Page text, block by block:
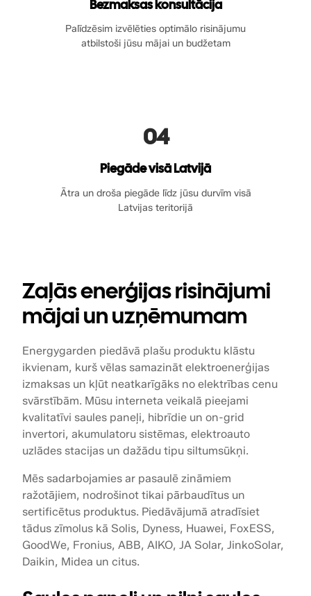
Bezmaksas konsultācija
Palīdzēsim izvēlēties optimālo risinājumu
atbilstoši jūsu mājai un budžetam
04
Piegāde visā Latvijā
Ātra un droša piegāde līdz jūsu durvīm visā
Latvijas teritorijā
Zaļās enerģijas risinājumi
mājai un uzņēmumam
Energygarden piedāvā plašu produktu klāstu
ikvienam, kurš vēlas samazināt elektroenerģijas
izmaksas un kļūt neatkarīgāks no elektrības cenu
svārstībām. Mūsu interneta veikalā pieejami
kvalitatīvi saules paneļi, hibrīdie un on-grid
invertori, akumulatoru sistēmas, elektroauto
uzlādes stacijas un dažādu tipu siltumsūkņi.
Mēs sadarbojamies ar pasaulē zināmiem
ražotājiem, nodrošinot tikai pārbaudītus un
sertificētus produktus. Piedāvājumā atradīsiet
tādus zīmolus kā Solis, Dyness, Huawei, FoxESS,
GoodWe, Fronius, ABB, AIKO, JA Solar, JinkoSolar,
Daikin, Midea un citus.